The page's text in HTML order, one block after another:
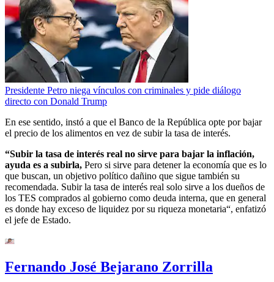
Presidente Petro niega vínculos con criminales y pide diálogo
directo con Donald Trump
En ese sentido, instó a que el Banco de la República opte por bajar
el precio de los alimentos en vez de subir la tasa de interés.
“Subir la tasa de interés real no sirve para bajar la inflación,
ayuda es a subirla, Pero si sirve para detener la economía que es lo
que buscan, un objetivo político dañino que sigue también su
recomendada. Subir la tasa de interés real solo sirve a los dueños de
los TES comprados al gobierno como deuda interna, que en general
es donde hay exceso de liquidez por su riqueza monetaria“, enfatizó
el jefe de Estado.
Fernando José Bejarano Zorrilla